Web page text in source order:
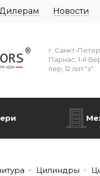
Новости
г. Санкт-
Парнас, 1-й
пер, 12 лит."з"
Цилиндры